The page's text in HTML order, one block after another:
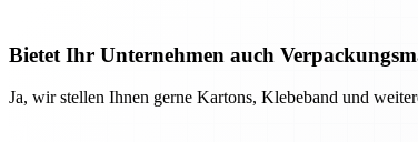
Bietet Ihr Unternehmen auch
Ja, wir stellen Ihnen gerne Kartons, Klebeband und